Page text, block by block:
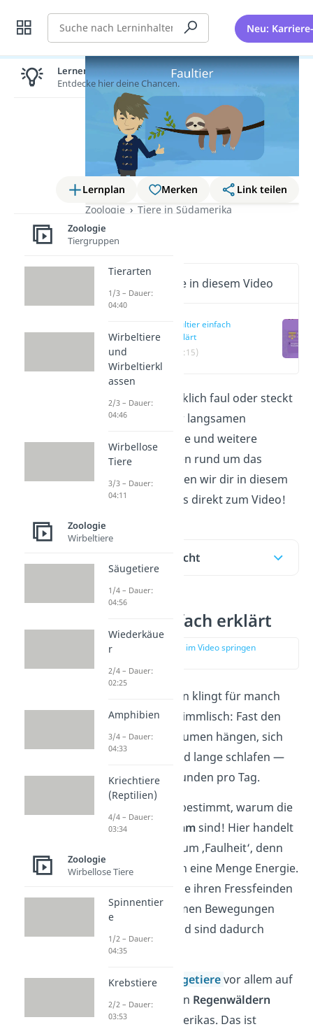
Suche Neu:
Lernplan Merken
Link teilen
Zoologie
Tiere in Südamerika
Faultier
Wichtige Inhalte in diesem Video
Faultier einfach
erklärt
(00:15)
Ist das Faultier wirklich faul oder steckt
mehr hinter seiner langsamen
Lebensweise? Diese und weitere
interessante Fragen rund um das
Faultier beantworten wir dir in diesem
Beitrag.
geht’s direkt zum Video!
Inhaltsübersicht
Faultier einfach erklärt
zur Stelle im Video springen
So ein Faultierleben klingt für manch
einen Menschen himmlisch: Fast den
ganzen Tag auf Bäumen hängen, sich
kaum bewegen und lange schlafen —
ganze 15 bis 18 Stunden pro Tag.
Da fragst du dich bestimmt, warum die
Faultiere so
langsamsind! Hier handelt
es sich nicht etwa um ‚Faulheit‘, denn
sie sparen dadurch eine Menge Energie.
Außerdem fallen sie ihren Fressfeinden
durch ihre langsamen Bewegungen
nicht sofort auf und sind dadurch
besser getarnt.
Du findest die
Säugetierevor allem auf
Baumkronen in den Regenwäldern
Mittel- und Südamerikas. Das ist
Lernen lohnt sich!
Entdecke hier deine Chancen.
Zoologie
Tiergruppen
Tierarten
1/3 – Dauer:
04:40
Wirbeltiere
und
Wirbeltierkl
assen
2/3 – Dauer:
04:46
Wirbellose
Tiere
3/3 – Dauer:
04:11
Zoologie
Wirbeltiere
Säugetiere
1/4 – Dauer:
04:56
Wiederkäue
r
2/4 – Dauer:
02:25
Amphibien
3/4 – Dauer:
04:33
Kriechtiere
(Reptilien)
4/4 – Dauer:
03:34
Zoologie
Wirbellose Tiere
Spinnentier
e
1/2 – Dauer:
04:35
Krebstiere
2/2 – Dauer:
03:53